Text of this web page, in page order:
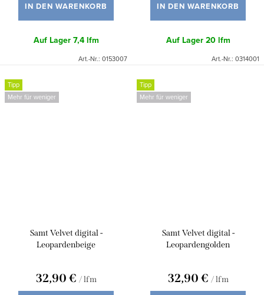
IN DEN WARENKORB
Auf Lager7,4 lfm
Art.-Nr.: 0153007
IN DEN WARENKORB
Auf Lager20 lfm
Art.-Nr.: 0314001
Tipp
Mehr für weniger
Samt Velvet digital -
Leopardenbeige
32,90 € / lfm
Tipp
Mehr für weniger
Samt Velvet digital -
Leopardengolden
32,90 € / lfm